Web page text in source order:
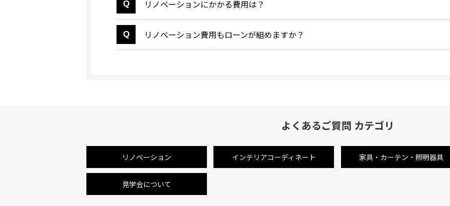
リノベーションにかかる費用は？
リノベーション費用もローンが組めますか？
よくあるご質問 カテゴリ
リノベーション インテリアコーディネート 家具・カーテン・照明器具
見学会について